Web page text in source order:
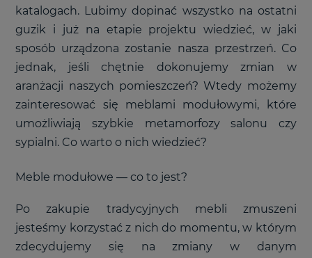
katalogach. Lubimy dopinać wszystko na ostatni
guzik i już na etapie projektu wiedzieć, w jaki
sposób urządzona zostanie nasza przestrzeń. Co
jednak, jeśli chętnie dokonujemy zmian w
aranżacji naszych pomieszczeń? Wtedy możemy
zainteresować się meblami modułowymi, które
umożliwiają szybkie metamorfozy salonu czy
sypialni. Co warto o nich wiedzieć?
Meble modułowe— co to jest?
Po zakupie tradycyjnych mebli zmuszeni
jesteśmy korzystać z nich do momentu, w którym
zdecydujemy się na zmiany w danym